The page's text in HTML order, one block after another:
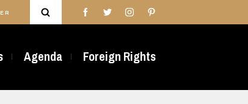
Agenda Foreign Rights